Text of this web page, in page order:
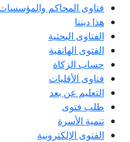
فتاوى المحاكم والمؤسسات
هذا ديننا
الفتاوى البحثية
الفتوى الهاتفية
حساب الزكاة
فتاوى الأقليات
التعليم عن بعد
طلب فتوى
تنمية الأسرة
الفتوى الإلكترونية